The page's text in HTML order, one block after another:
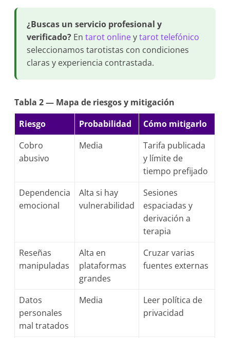
¿Buscas un servicio profesional y
verificado? Entarot onlineytarot telefónico
seleccionamos tarotistas con condiciones
claras y experiencia contrastada.
Tabla 2 — Mapa de riesgos y mitigación
Riesgo
Probabilidad
Cómo mitigarlo
Cobro
abusivo
Media
Tarifa publicada
y límite de
tiempo prefijado
Dependencia
emocional
Alta si hay
vulnerabilidad
Sesiones
espaciadas y
derivación a
terapia
Reseñas
manipuladas
Alta en
plataformas
grandes
Cruzar varias
fuentes externas
Datos
personales
mal tratados
Media
Leer política de
privacidad